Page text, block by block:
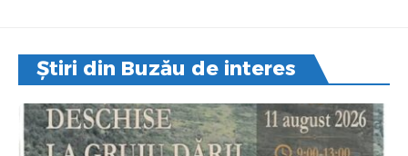
Știri din Buzău de interes